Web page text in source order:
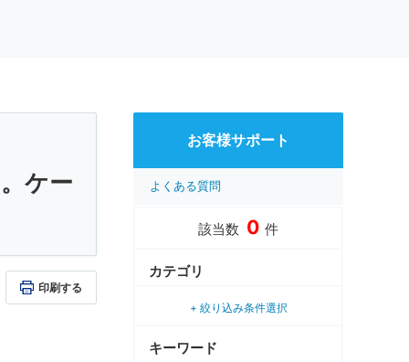
ケー
印刷する
お客様サポート
よくある質問
該当数 0 件
カテゴリ
絞り込み条件選択
キーワード